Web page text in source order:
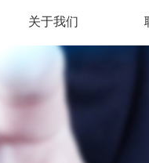
关于我们